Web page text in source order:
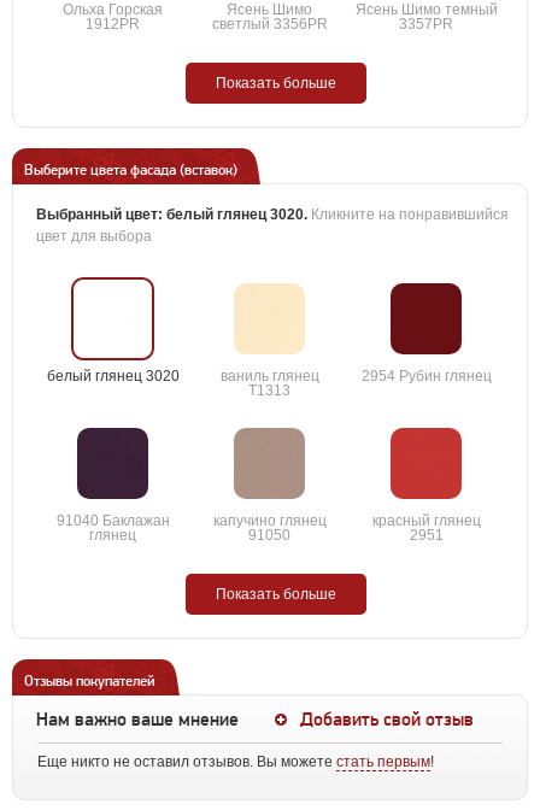
Ольха Горская
1912PR
Ясень Шимо
светлый 3356PR
Ясень Шимо темный
3357PR
Показать больше
Выберите цвета фасада (вставок)
Выбранный цвет: белый глянец 3020. Кликните на понравившийся
цвет для выбора
белый глянец 3020
ваниль глянец
T1313
2954 Рубин глянец
91040 Баклажан
глянец
капучино глянец
91050
красный глянец
2951
Показать больше
Отзывы покупателей
Нам важно ваше мнение Добавить свой отзыв
Еще никто не оставил отзывов. Вы можете стать первым!